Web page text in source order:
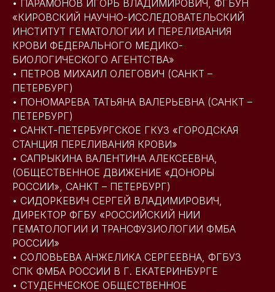
• ПАРАМОНОВ ИГОРЬ ВЛАДИМИРОВИЧ, ФГБУН
«КИРОВСКИЙ НАУЧНО-ИССЛЕДОВАТЕЛЬСКИЙ
ИНСТИТУТ ГЕМАТОЛОГИИ И ПЕРЕЛИВАНИЯ
КРОВИ ФЕДЕРАЛЬНОГО МЕДИКО-
БИОЛОГИЧЕСКОГО АГЕНТСТВА»
• ПЕТРОВ МИХАИЛ ОЛЕГОВИЧ (САНКТ –
ПЕТЕРБУРГ)
• ПОНОМАРЕВА ТАТЬЯНА ВАЛЕРЬЕВНА (САНКТ –
ПЕТЕРБУРГ)
• САНКТ-ПЕТЕРБУРГСКОЕ ГКУЗ «ГОРОДСКАЯ
СТАНЦИЯ ПЕРЕЛИВАНИЯ КРОВИ»
• САПРЫКИНА ВАЛЕНТИНА АЛЕКСЕЕВНА,
(ОБЩЕСТВЕННОЕ ДВИЖЕНИЕ «ДОНОРЫ
РОССИИ», САНКТ – ПЕТЕРБУРГ)
• СИДОРКЕВИЧ СЕРГЕЙ ВЛАДИМИРОВИЧ,
ДИРЕКТОР ФГБУ «РОССИЙСКИЙ НИИ
ГЕМАТОЛОГИИ И ТРАНСФУЗИОЛОГИИ ФМБА
РОССИИ»
• СОЛОВЬЕВА АНЖЕЛИКА СЕРГЕЕВНА, ФГБУЗ
СПК ФМБА РОССИИ В Г. ЕКАТЕРИНБУРГЕ
• СТУДЕНЧЕСКОЕ ОБЩЕСТВЕННОЕ